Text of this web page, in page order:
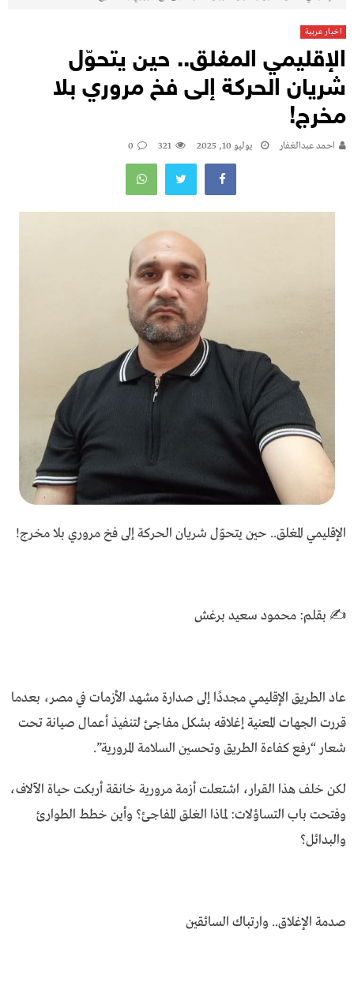
اخبار عربية
الإقليمي المغلق.. حين يتحوّل
شريان الحركة إلى فخ مروري بلا
مخرج!
احمد عبدالغفار يوليو 10, 2025 321
0
الإقليمي المغلق.. حين يتحوّل شريان الحركة إلى فخ مروري بلا مخرج!
✍️ بقلم: محمود سعيد برغش
عاد الطريق الإقليمي مجددًا إلى صدارة مشهد الأزمات في مصر، بعدما
قررت الجهات المعنية إغلاقه بشكل مفاجئ لتنفيذ أعمال صيانة تحت
شعار “رفع كفاءة الطريق وتحسين السلامة المرورية”.
لكن خلف هذا القرار، اشتعلت أزمة مرورية خانقة أربكت حياة الآلاف،
وفتحت باب التساؤلات: لماذا الغلق المفاجئ؟ وأين خطط الطوارئ
والبدائل؟
صدمة الإغلاق.. وارتباك السائقين